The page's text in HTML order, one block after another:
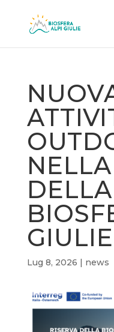
DELLA
GIULIE
Lug 8, 2026 | news